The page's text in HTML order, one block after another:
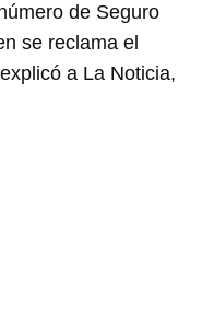
de Seguro
se reclama el
a La Noticia,